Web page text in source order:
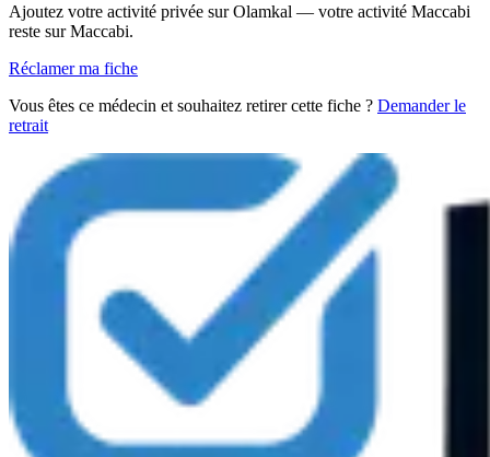
Ajoutez votre activité privée sur Olamkal — votre activité Maccabi
reste sur Maccabi.
Réclamer ma fiche
Vous êtes ce médecin et souhaitez retirer cette fiche ? Demander le
retrait